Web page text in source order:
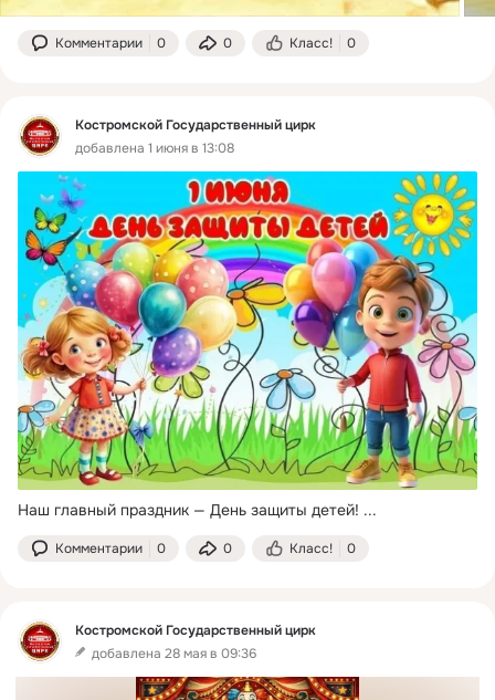
Комментарии 0 0 Класс! 0
Костромской Государственный цирк
добавлена 1 июня в 13:08
Наш главный праздник — День защиты детей! ...
Комментарии 0 0 Класс! 0
Костромской Государственный цирк
добавлена 28 мая в 09:36